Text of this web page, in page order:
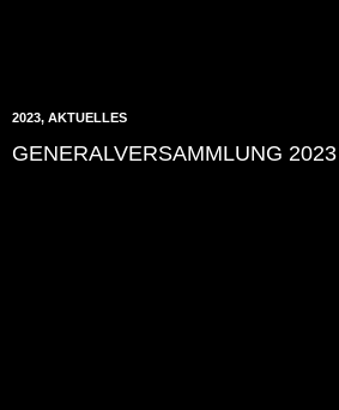
2023, AKTUELLES
GENERALVERSAMMLUNG 2023